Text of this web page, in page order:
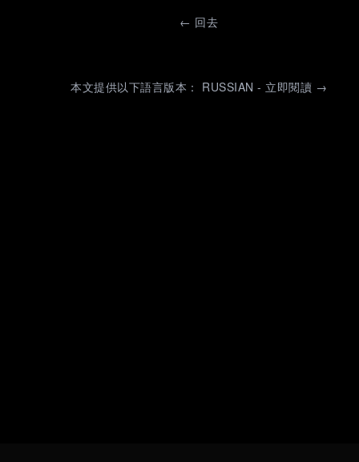
← 回去
本文提供以下語言版本： RUSSIAN - 立即閱讀 →